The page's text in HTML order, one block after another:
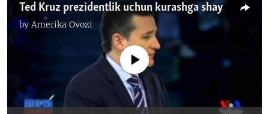
Ted Kruz prezidentlik uchun kurashga shay
by Amerika Ovozi
No media source currently available